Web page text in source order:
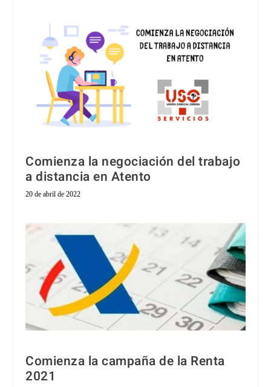
Comienza la negociación del trabajo
a distancia en Atento
20 de abril de 2022
Comienza la campaña de la Renta
2021